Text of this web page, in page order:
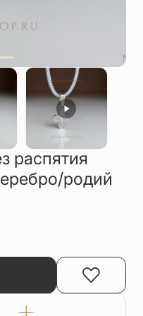
на
распятия
родий